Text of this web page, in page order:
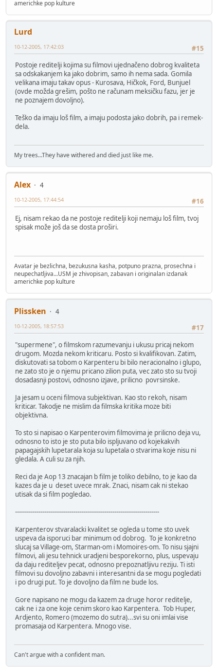
americhke pop kulture
Lurd
#15
10-12-2005, 17:42:03
Postoje reditelji kojima su filmovi ujednačeno dobrog kvaliteta
sa odskakanjem ka jako dobrim, samo ih nema sada. Gomila
velikana imaju takav opus - Kurosava, Hičkok, Ford, Bunjuel
(ovde možda grešim, pošto ne računam meksičku fazu, jer je
ne poznajem dovoljno).
Teško da imaju loš film, a imaju podosta jako dobrih, pa i remek-
dela.
My trees...They have withered and died just like me.
Alex
4
#16
10-12-2005, 17:44:54
Ej, nisam rekao da ne postoje reditelji koji nemaju loš film, tvoj
spisak može još da se dosta proširi.
Avatar je bezlichna, bezukusna kasha, potpuno prazna, prosechna i
neupechatljiva...USM je zhivopisan, zabavan i originalan izdanak
americhke pop kulture
Plissken
4
#17
10-12-2005, 18:57:53
"supermene", o filmskom razumevanju i ukusu pricaj nekom
drugom. Mozda nekom kriticaru. Posto si kvalifikovan. Zatim,
diskutovati sa tobom o Karpenteru bi bilo neracionalno i glupo,
ne zato sto je o njemu pricano zilion puta, vec zato sto su tvoji
dosadasnji postovi, odnosno izjave, prilicno povrsinske.
Ja jesam u oceni filmova subjektivan. Kao sto rekoh, nisam
kriticar. Takodje ne mislim da filmska kritika moze biti
objektivna.
To sto si napisao o Karpenterovim filmovima je prilicno deja vu,
odnosno to isto je sto puta bilo ispljuvano od kojekakvih
papagajskih lupetarala koja su lupetala o stvarima koje nisu ni
gledala. A culi su za njih.
Reci da je Aop 13 znacajan b film je toliko debilno, to je kao da
kazes da je u deset uvece mrak. Znaci, nisam cak ni stekao
utisak da si film pogledao.
--------------------------------------------------------------------------
Karpenterov stvaralacki kvalitet se ogleda u tome sto uvek
uspeva da isporuci bar minimum od dobrog. To je konkretno
slucaj sa Village-om, Starman-om i Momoires-om. To nisu sjajni
filmovi, ali jesu tehnick uradjeni besporekorno, plus, uspevaju
da daju rediteljev pecat, odnosno prepoznatljivu reziju. Ti isti
filmovi su dovoljno zabavni i interesantni da se mogu pogledati
i po drugi put. To je dovoljno da film ne bude los.
Gore napisano ne mogu da kazem za druge horor reditelje,
cak ne i za one koje cenim skoro kao Karpentera. Tob Huper,
Ardjento, Romero (mozemo do sutra)...svi su oni imlai vise
promasaja od Karpentera. Mnogo vise.
Can't argue with a confident man.